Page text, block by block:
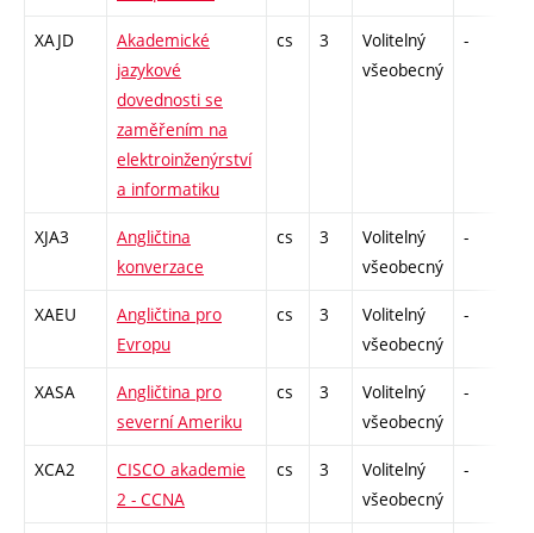
XAJD
Akademické
jazykové
dovednosti se
zaměřením na
elektroinženýrství
a informatiku
cs 3
Volitelný
všeobecný
-
XJA3
Angličtina
konverzace
cs 3
Volitelný
všeobecný
-
XAEU
Angličtina pro
Evropu
cs 3
Volitelný
všeobecný
-
XASA
Angličtina pro
severní Ameriku
cs 3
Volitelný
všeobecný
-
XCA2
CISCO akademie
2 - CCNA
cs 3
Volitelný
všeobecný
-